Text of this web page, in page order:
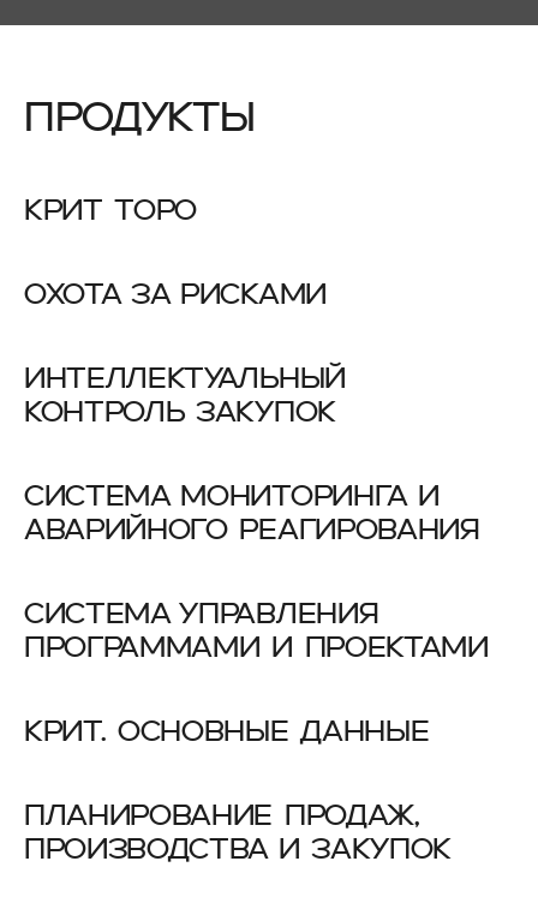
ПРОДУКТЫ
КРИТ ТОРО
ОХОТА ЗА РИСКАМИ
ИНТЕЛЛЕКТУАЛЬНЫЙ
КОНТРОЛЬ ЗАКУПОК
СИСТЕМА МОНИТОРИНГА И
АВАРИЙНОГО РЕАГИРОВАНИЯ
СИСТЕМА УПРАВЛЕНИЯ
ПРОГРАММАМИ И ПРОЕКТАМИ
КРИТ. ОСНОВНЫЕ ДАННЫЕ
ПЛАНИРОВАНИЕ ПРОДАЖ,
ПРОИЗВОДСТВА И ЗАКУПОК